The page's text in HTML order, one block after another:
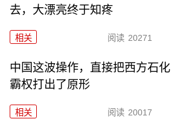
去，大漂亮终于知疼
相关 阅读 20271
中国这波操作，直接把西方石化
霸权打出了原形
相关 阅读 20017